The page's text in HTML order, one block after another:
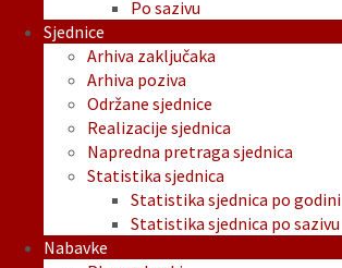
Po sazivu
Sjednice
Arhiva zaključaka
Arhiva poziva
Održane sjednice
Realizacije sjednica
Napredna pretraga sjednica
Statistika sjednica
Statistika sjednica po godini
Statistika sjednica po sazivu
Nabavke